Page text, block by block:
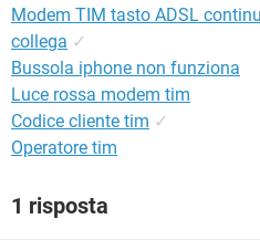
Modem TIM tasto ADSL
collega ✓
Bussola iphone non funziona
Luce rossa modem tim
Codice cliente tim ✓
Operatore tim
1 risposta